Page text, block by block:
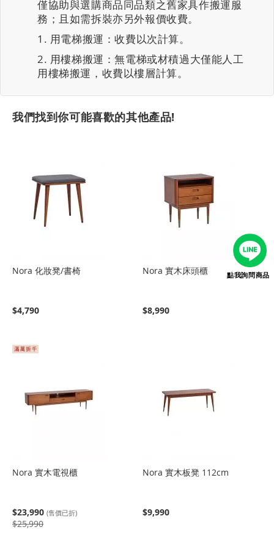
僅協助與選購商品同品類之舊家具作搬運服
務；且如需拆裝亦另外報價收費。
用電梯搬運：收費以次計算。
用樓梯搬運：無電梯或材積過大僅能人工
用樓梯搬運，收費以樓層計算。
我們找到你可能喜歡的其他產品!
Nora 化妝凳/書椅
$4,790
Nora 實木床頭櫃
$8,990
Nora 實木電視櫃
$23,990 (售價已折)
$25,990
Nora 實木板凳 112cm
$9,990
點我詢問商品